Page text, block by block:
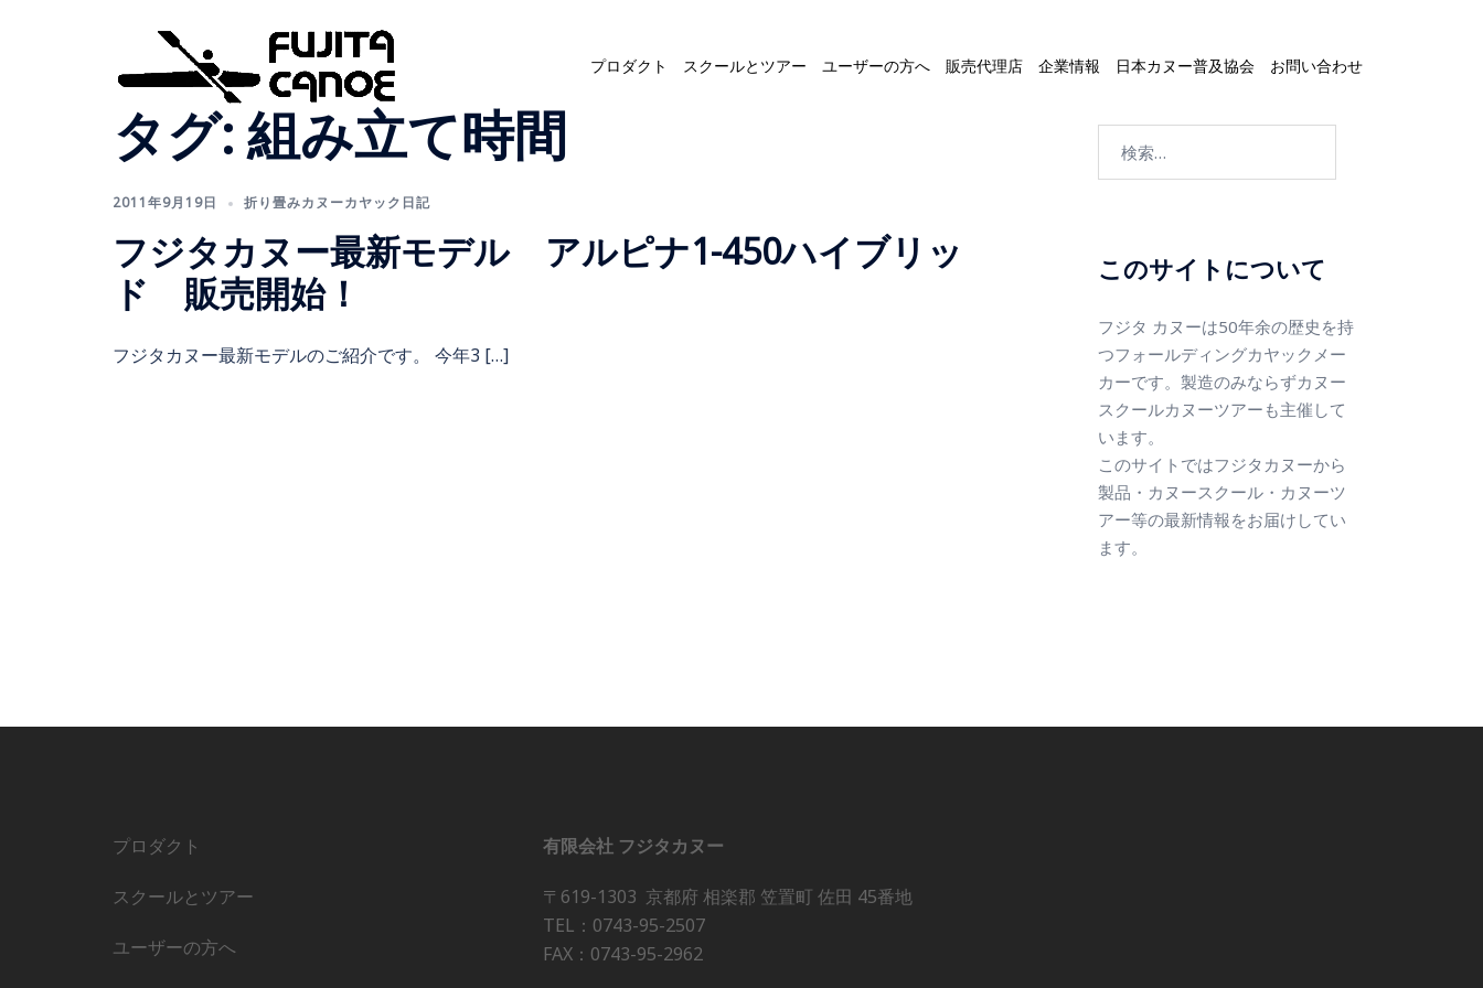
プロダクト スクールとツアー ユーザーの方へ 販売代理店 企業情報 日本カヌー普及協会 お問い合わせ
タグ: 組み立て時間
2011年9月19日 折り畳みカヌーカヤック日記
フジタカヌー最新モデル アルピナ1-450ハイブリッ
ド 販売開始！
フジタカヌー最新モデルのご紹介です。 今年3 […]
このサイトについて
フジタ カヌーは50年余の歴史を持
つフォールディングカヤックメー
カーです。製造のみならずカヌー
スクールカヌーツアーも主催して
います。
このサイトではフジタカヌーから
製品・カヌースクール・カヌーツ
アー等の最新情報をお届けしてい
ます。
プロダクト
スクールとツアー
ユーザーの方へ
有限会社 フジタカヌー
〒619-1303 京都府 相楽郡 笠置町 佐田 45番地
TEL：0743-95-2507
FAX：0743-95-2962